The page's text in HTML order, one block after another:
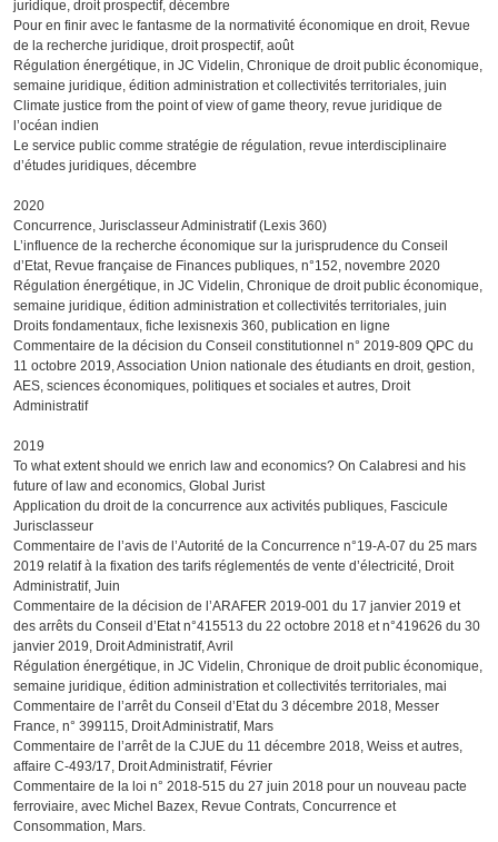
juridique, droit prospectif, décembre
Pour en finir avec le fantasme de la normativité économique en droit, Revue
de la recherche juridique, droit prospectif, août
Régulation énergétique, in JC Videlin, Chronique de droit public économique,
semaine juridique, édition administration et collectivités territoriales, juin
Climate justice from the point of view of game theory, revue juridique de
l’océan indien
Le service public comme stratégie de régulation, revue interdisciplinaire
d’études juridiques, décembre
2020
Concurrence, Jurisclasseur Administratif (Lexis 360)
L’influence de la recherche économique sur la jurisprudence du Conseil
d’Etat, Revue française de Finances publiques, n°152, novembre 2020
Régulation énergétique, in JC Videlin, Chronique de droit public économique,
semaine juridique, édition administration et collectivités territoriales, juin
Droits fondamentaux, fiche lexisnexis 360, publication en ligne
Commentaire de la décision du Conseil constitutionnel n° 2019-809 QPC du
11 octobre 2019, Association Union nationale des étudiants en droit, gestion,
AES, sciences économiques, politiques et sociales et autres, Droit
Administratif
2019
To what extent should we enrich law and economics? On Calabresi and his
future of law and economics, Global Jurist
Application du droit de la concurrence aux activités publiques, Fascicule
Jurisclasseur
Commentaire de l’avis de l’Autorité de la Concurrence n°19-A-07 du 25 mars
2019 relatif à la fixation des tarifs réglementés de vente d’électricité, Droit
Administratif, Juin
Commentaire de la décision de l’ARAFER 2019-001 du 17 janvier 2019 et
des arrêts du Conseil d’Etat n°415513 du 22 octobre 2018 et n°419626 du 30
janvier 2019, Droit Administratif, Avril
Régulation énergétique, in JC Videlin, Chronique de droit public économique,
semaine juridique, édition administration et collectivités territoriales, mai
Commentaire de l’arrêt du Conseil d’Etat du 3 décembre 2018, Messer
France, n° 399115, Droit Administratif, Mars
Commentaire de l’arrêt de la CJUE du 11 décembre 2018, Weiss et autres,
affaire C-493/17, Droit Administratif, Février
Commentaire de la loi n° 2018-515 du 27 juin 2018 pour un nouveau pacte
ferroviaire, avec Michel Bazex, Revue Contrats, Concurrence et
Consommation, Mars.